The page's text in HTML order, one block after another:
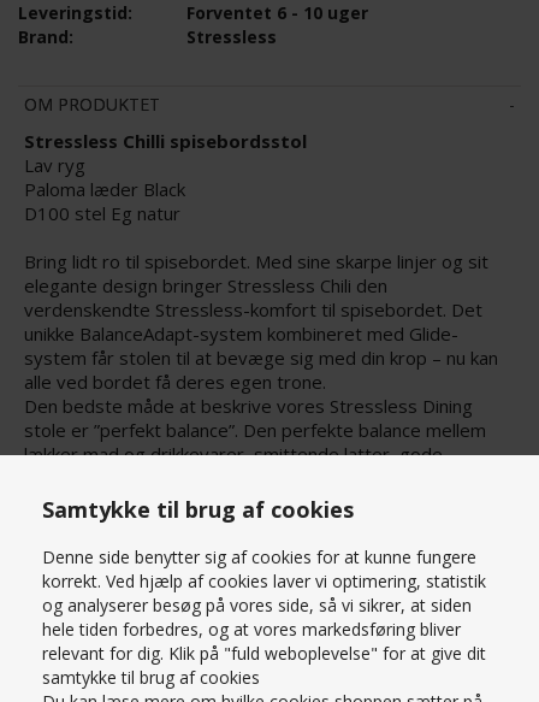
Samtykke til brug af cookies
Denne side benytter sig af cookies for at kunne fungere
korrekt. Ved hjælp af cookies laver vi optimering, statistik
og analyserer besøg på vores side, så vi sikrer, at siden
hele tiden forbedres, og at vores markedsføring bliver
relevant for dig. Klik på "fuld weboplevelse" for at give dit
samtykke til brug af cookies
Forventet 6 - 10 uger
Leveringstid:
Stressless
Brand:
OM PRODUKTET
Stressless Chilli spisebordsstol
Lav ryg
Paloma læder Black
D100 stel Eg natur
Bring lidt ro til spisebordet. Med sine skarpe linjer og sit
elegante design bringer Stressless Chili den
verdenskendte Stressless-komfort til spisebordet. Det
unikke BalanceAdapt-system kombineret med Glide-
system får stolen til at bevæge sig med din krop – nu kan
alle ved bordet få deres egen trone.
Den bedste måde at beskrive vores Stressless Dining
stole er ”perfekt balance”. Den perfekte balance mellem
lækker mad og drikkevarer, smittende latter, gode
fremstillet til, at mindeværdige øjeblikke kan vare længere.
50.0 cm
Dybde:
56.0 cm
Højde:
Sædehøjde:
Læs mere om produktet
PRISMATCH – KONTAKT OS HER
SPØRG OS